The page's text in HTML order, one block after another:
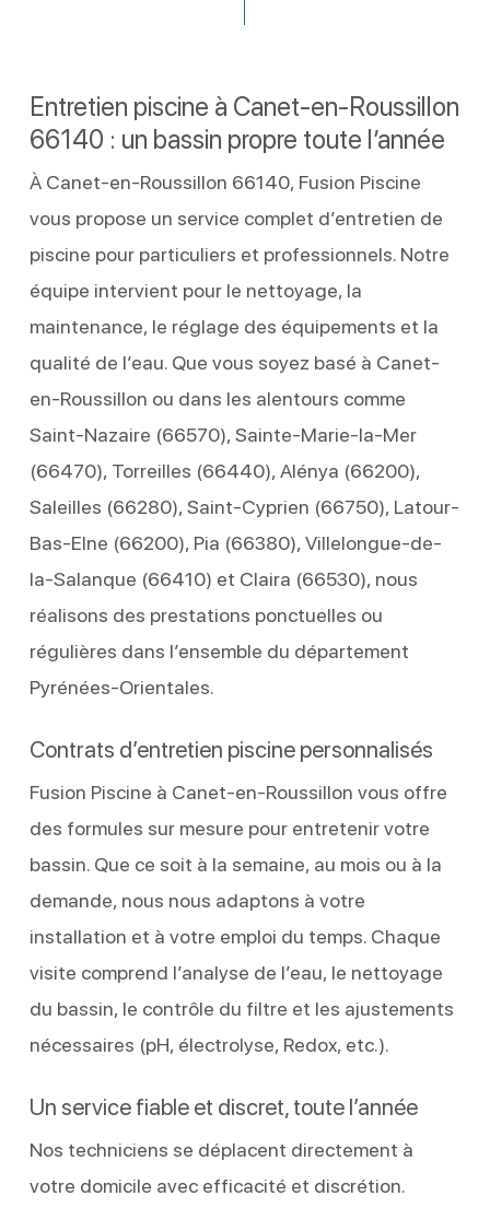
Entretien piscine à Canet-en-Roussillon
66140 : un bassin propre toute l’année
À Canet-en-Roussillon 66140, Fusion Piscine
vous propose un service complet d’entretien de
piscine pour particuliers et professionnels. Notre
équipe intervient pour le nettoyage, la
maintenance, le réglage des équipements et la
qualité de l’eau. Que vous soyez basé à Canet-
en-Roussillon ou dans les alentours comme
Saint-Nazaire (66570), Sainte-Marie-la-Mer
(66470), Torreilles (66440), Alénya (66200),
Saleilles (66280), Saint-Cyprien (66750), Latour-
Bas-Elne (66200), Pia (66380), Villelongue-de-
la-Salanque (66410) et Claira (66530), nous
réalisons des prestations ponctuelles ou
régulières dans l’ensemble du département
Pyrénées-Orientales.
Contrats d’entretien piscine personnalisés
Fusion Piscine à Canet-en-Roussillon vous offre
des formules sur mesure pour entretenir votre
bassin. Que ce soit à la semaine, au mois ou à la
demande, nous nous adaptons à votre
installation et à votre emploi du temps. Chaque
visite comprend l’analyse de l’eau, le nettoyage
du bassin, le contrôle du filtre et les ajustements
nécessaires (pH, électrolyse, Redox, etc.).
Un service fiable et discret, toute l’année
Nos techniciens se déplacent directement à
votre domicile avec efficacité et discrétion.